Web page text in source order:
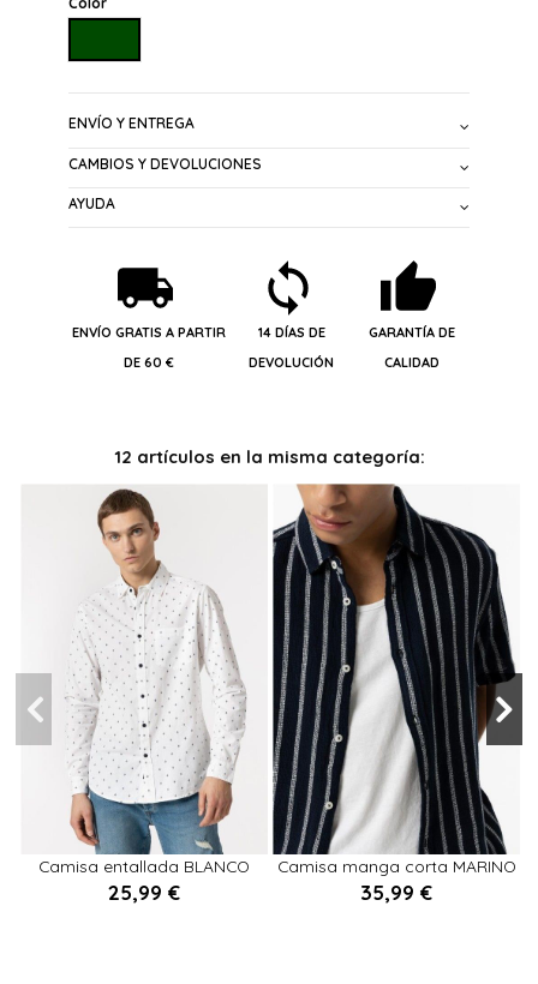
ENVÍO Y ENTREGA
CAMBIOS Y DEVOLUCIONES
AYUDA
ENVÍO GRATIS A PARTIR
DE 60 €
14 DÍAS DE
DEVOLUCIÓN
GARANTÍA DE
CALIDAD
12 artículos en la misma categoría:
Camisa entallada BLANCO
25,99 €
S M XXL
Añadir al carrito
Camisa manga corta MARINO
35,99 €
M L XL XXL
Añadir al carrito